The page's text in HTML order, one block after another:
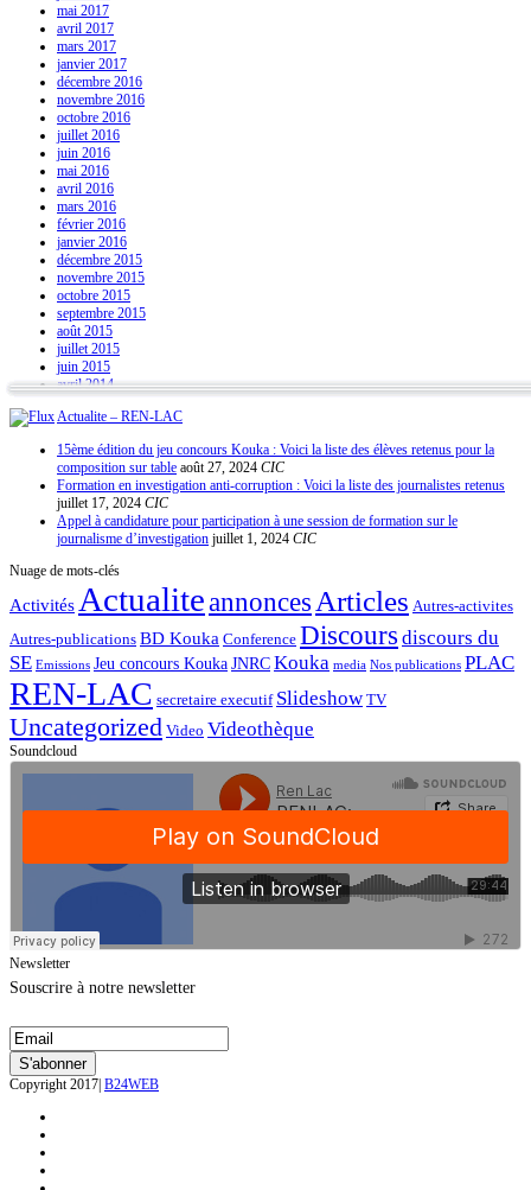
mai 2017
avril 2017
mars 2017
janvier 2017
décembre 2016
novembre 2016
octobre 2016
juillet 2016
juin 2016
mai 2016
avril 2016
mars 2016
février 2016
janvier 2016
décembre 2015
novembre 2015
octobre 2015
septembre 2015
août 2015
juillet 2015
juin 2015
avril 2014
Actualite – REN-LAC
15ème édition du jeu concours Kouka : Voici la liste des élèves retenus pour la
composition sur table août 27, 2024 CIC
Formation en investigation anti-corruption : Voici la liste des journalistes retenus
juillet 17, 2024 CIC
Appel à candidature pour participation à une session de formation sur le
journalisme d’investigation juillet 1, 2024 CIC
Nuage de mots-clés
Activités Actualiteannonces Articles Autres-activites
Autres-publications BD Kouka Conference Discours discours du
SE Emissions Jeu concours KoukaJNRCKouka media Nos publications PLAC
REN-LAC secretaire executif Slideshow TV
Uncategorized Video Videothèque
Soundcloud
Newsletter
Souscrire à notre newsletter
Copyright 2017| B24WEB